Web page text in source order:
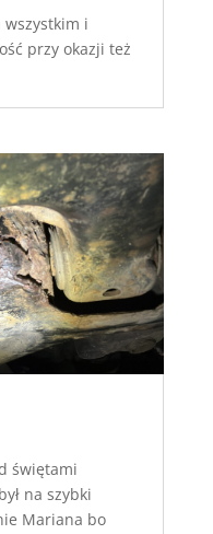
wszystkim i
przy okazji też
świętami
na szybki
Mariana bo